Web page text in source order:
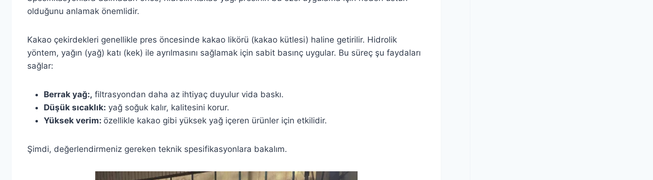
olduğunu anlamak önemlidir.
Kakao çekirdekleri genellikle pres öncesinde kakao likörü (kakao kütlesi) haline getirilir. Hidrolik
yöntem, yağın (yağ) katı (kek) ile ayrılmasını sağlamak için sabit basınç uygular. Bu süreç şu faydaları
sağlar:
Berrak yağ:, filtrasyondan daha az ihtiyaç duyulur vida baskı.
Düşük sıcaklık: yağ soğuk kalır, kalitesini korur.
Yüksek verim: özellikle kakao gibi yüksek yağ içeren ürünler için etkilidir.
Şimdi, değerlendirmeniz gereken teknik spesifikasyonlara bakalım.